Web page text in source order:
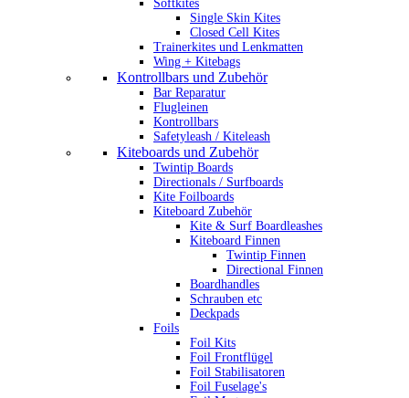
Softkites
Single Skin Kites
Closed Cell Kites
Trainerkites und Lenkmatten
Wing + Kitebags
Kontrollbars und Zubehör
Bar Reparatur
Flugleinen
Kontrollbars
Safetyleash / Kiteleash
Kiteboards und Zubehör
Twintip Boards
Directionals / Surfboards
Kite Foilboards
Kiteboard Zubehör
Kite & Surf Boardleashes
Kiteboard Finnen
Twintip Finnen
Directional Finnen
Boardhandles
Schrauben etc
Deckpads
Foils
Foil Kits
Foil Frontflügel
Foil Stabilisatoren
Foil Fuselage's